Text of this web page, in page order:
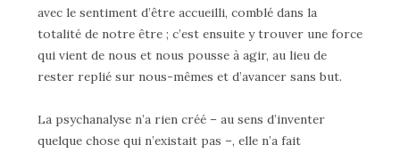
avec le sentiment d’être accueilli, comblé dans la
totalité de notre être ; c’est ensuite y trouver une force
qui vient de nous et nous pousse à agir, au lieu de
rester replié sur nous-mêmes et d’avancer sans but.
La psychanalyse n’a rien créé – au sens d’inventer
quelque chose qui n’existait pas –, elle n’a fait